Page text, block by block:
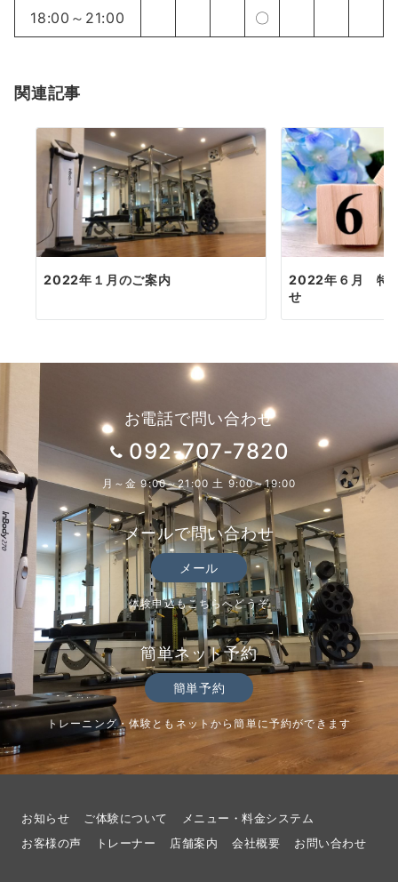
18:00～21:00 〇
関連記事
2022年１月のご案内
2022年６月 特
せ
お電話で問い合わせ
092-707-7820
月～金 9:00～21:00 土 9:00～19:00
メールで問い合わせ
メール
体験申込もこちらへどうぞ
簡単ネット予約
簡単予約
トレーニング・体験ともネットから簡単に予約ができます
お知らせ ご体験について
メニュー・料金システム
お客様の声
トレーナー 店舗案内 会社概要 お問い合わせ